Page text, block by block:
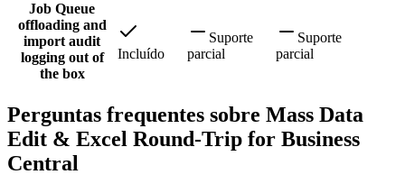
Job Queue
offloading and
import audit
logging out of
the box
Incluído
Suporte
parcial
Suporte
parcial
Perguntas frequentes sobre Mass Data
Edit & Excel Round-Trip for Business
Central